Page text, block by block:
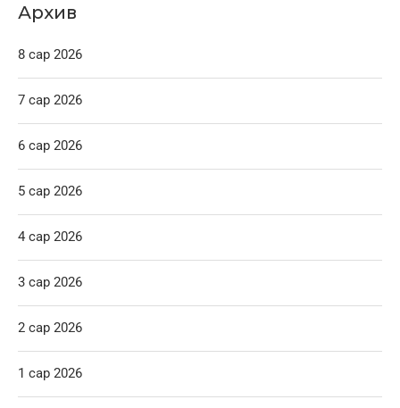
Архив
8 сар 2026
7 сар 2026
6 сар 2026
5 сар 2026
4 сар 2026
3 сар 2026
2 сар 2026
1 сар 2026